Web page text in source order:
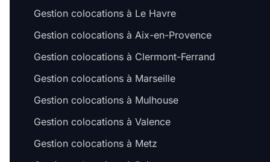
Gestion colocations à Le Havre
Gestion colocations à Aix-en-Provence
Gestion colocations à Clermont-Ferrand
Gestion colocations à Marseille
Gestion colocations à Mulhouse
Gestion colocations à Valence
Gestion colocations à Metz